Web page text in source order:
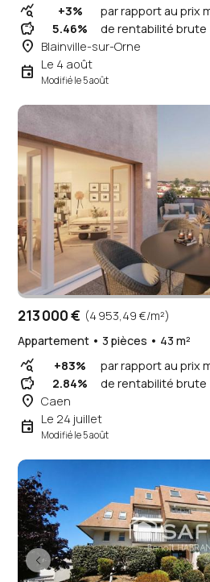
query_stats +3% par rapport au prix
savings 5.46% de rentabilité brute
place Blainville-sur-Orne
event Le 4 août
Modifié le 5 août
213 000 € (4 953,49 €/m²)
Appartement • 3 pièces • 43 m²
query_stats +83% par rapport au prix
savings 2.84% de rentabilité brute
place Caen
event Le 24 juillet
Modifié le 5 août